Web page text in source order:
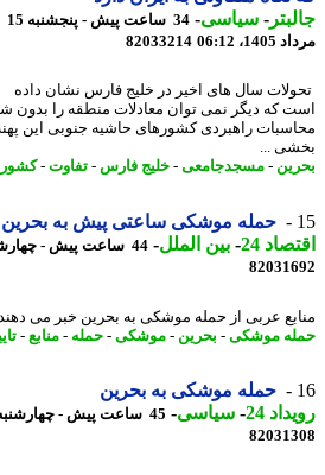
-سیاسی-
34 ساعت پیش - پنجشنبه 15
06:12
82033214
سال های اخیر در خلیج فارس نشان داده
که دیگر نمی توان معادلات منطقه را بدون
راهبردی کشورهای حاشیه جنوبی این پهنه آبی
...
- مسجدجامعی-خلیج فارس-تفاوت-کشور-
حمله موشکی ساعتی پیش به بحرین
24
-بین الملل-44 ساعت پیش - چهارشنبه 14 مرداد 1405، 20:42
عربی از حمله موشکی به بحرین خبر می دهند. -
موشکی-بحرین- موشکی-حمله-منابع-تایید
حمله موشکی به بحرین
24
-سیاسی-45 ساعت پیش - چهارشنبه 14 مرداد 1405، 19:27